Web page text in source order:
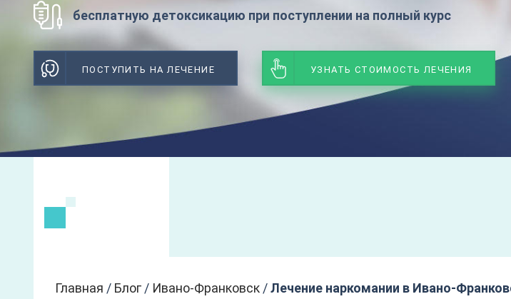
бесплатную детоксикацию при поступлении на полный курс
ПОСТУПИТЬ НА ЛЕЧЕНИЕ УЗНАТЬ СТОИМОСТЬ ЛЕЧЕНИЯ
Главная / Блог / Ивано-Франковск /Лечение наркомании в Ивано-